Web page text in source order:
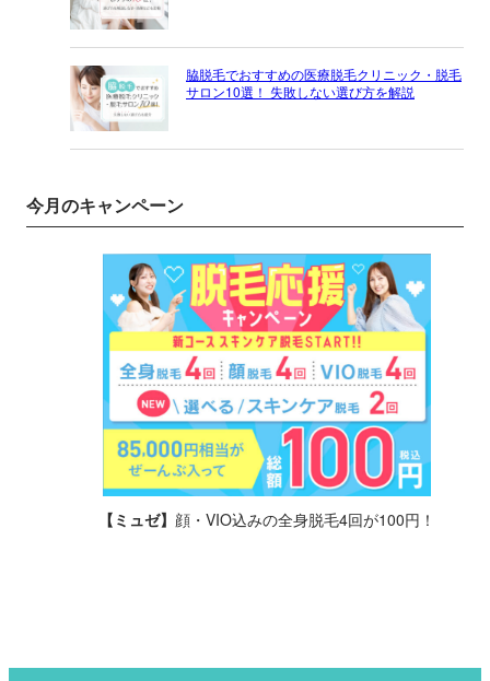
脇脱毛でおすすめの医療脱毛クリニック・脱毛
サロン10選！ 失敗しない選び方を解説
今月のキャンペーン
【ミュゼ】 顔・VIO込みの全身脱毛4回が100円！